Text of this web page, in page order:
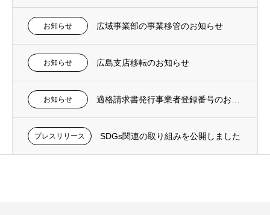
お知らせ 広域事業部の事業移管のお知らせ
お知らせ 広島支店移転のお知らせ
お知らせ
プレスリリース SDGs関連の取り組みを公開しました